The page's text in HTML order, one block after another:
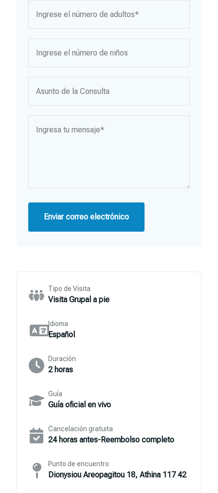
Enviar correo electrónico
Tipo de Visita
Visita Grupal a pie
Idioma
Español
Duración
2 horas
Guía
Guía oficial en vivo
Cancelación gratuita
24 horas antes-Reembolso completo
Punto de encuentro
Dionysiou Areopagitou 18, Athina 117 42